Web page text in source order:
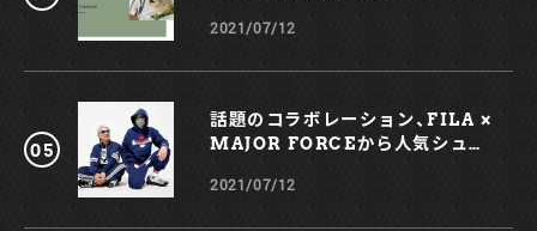
2021/07/12
話題のコラボレーション、FILA ×
MAJOR FORCEから人気シュー
2021/07/12